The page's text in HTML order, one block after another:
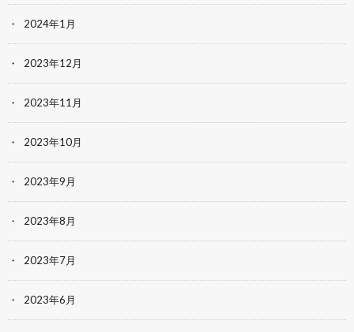
2024年1月
2023年12月
2023年11月
2023年10月
2023年9月
2023年8月
2023年7月
2023年6月